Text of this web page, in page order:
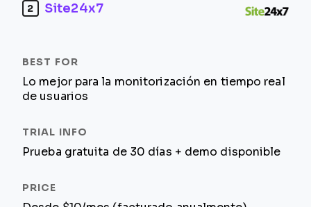
2 Site24x7
Lo mejor para la monitorización en tiempo real
de usuarios
Prueba gratuita de 30 días + demo disponible